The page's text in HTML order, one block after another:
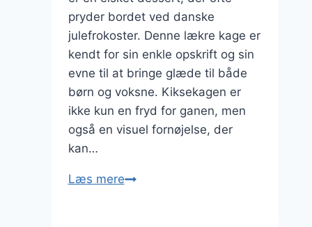
pryder bordet ved danske
julefrokoster. Denne lækre kage er
kendt for sin enkle opskrift og sin
evne til at bringe glæde til både
børn og voksne. Kiksekagen er
ikke kun en fryd for ganen, men
også en visuel fornøjelse, der
kan…
Læs mereKiksekage